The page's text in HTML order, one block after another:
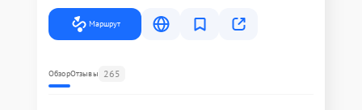
Маршрут
ОбзорОтзывы 265